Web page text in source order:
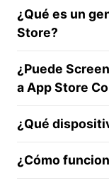
¿Qué es un
Store?
¿Puede
a App Store
¿Qué
¿Cómo